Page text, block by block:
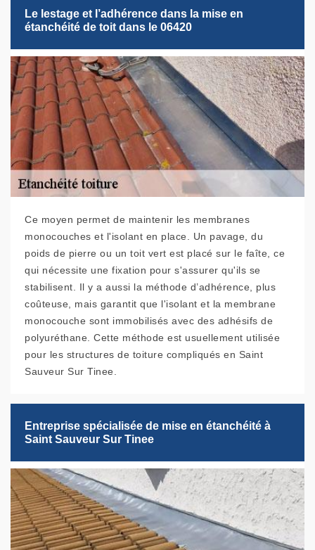
Le lestage et l’adhérence dans la mise en
étanchéité de toit dans le 06420
Ce moyen permet de maintenir les membranes
monocouches et l'isolant en place. Un pavage, du
poids de pierre ou un toit vert est placé sur le faîte, ce
qui nécessite une fixation pour s'assurer qu'ils se
stabilisent. Il y a aussi la méthode d’adhérence, plus
coûteuse, mais garantit que l'isolant et la membrane
monocouche sont immobilisés avec des adhésifs de
polyuréthane. Cette méthode est usuellement utilisée
pour les structures de toiture compliqués en Saint
Sauveur Sur Tinee.
Entreprise spécialisée de mise en étanchéité à
Saint Sauveur Sur Tinee